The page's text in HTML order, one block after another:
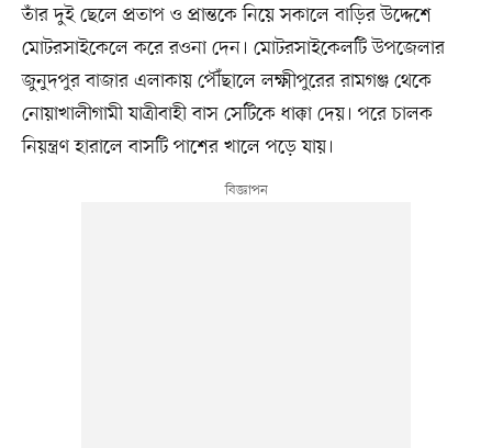
তাঁর দুই ছেলে প্রতাপ ও প্রান্তকে নিয়ে সকালে বাড়ির উদ্দেশে
মোটরসাইকেলে করে রওনা দেন। মোটরসাইকেলটি উপজেলার
জুনুদপুর বাজার এলাকায় পৌঁছালে লক্ষ্মীপুরের রামগঞ্জ থেকে
নোয়াখালীগামী যাত্রীবাহী বাস সেটিকে ধাক্কা দেয়। পরে চালক
নিয়ন্ত্রণ হারালে বাসটি পাশের খালে পড়ে যায়।